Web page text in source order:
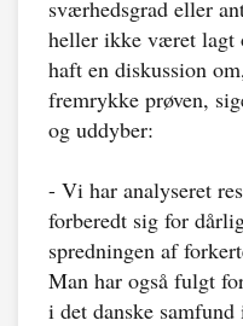
sværhedsgrad eller
heller ikke været lagt
haft en diskussion
fremrykke prøven,
og uddyber:
- Vi har analyseret
forberedt sig for
spredningen af
Man har også fulgt
i det danske samfund